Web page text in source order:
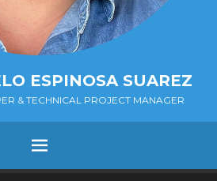
ESPINOSA SUAREZ
& TECHNICAL PROJECT MANAGER
MENÚ